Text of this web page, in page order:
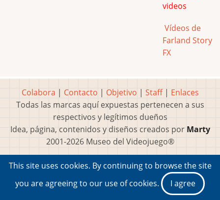
videos
Vídeos de
Farland Story
FX
Colabora | Contacto | Objetivo | Staff| Enlaces
Todas las marcas aquí expuestas pertenecen a sus
respectivos y legítimos dueños
Idea, página, contenidos y diseños creados por Marty
2001-2026 Museo del Videojuego®
This site uses cookies. By continuing to browse the site
you are agreeing to our use of cookies.
I agree